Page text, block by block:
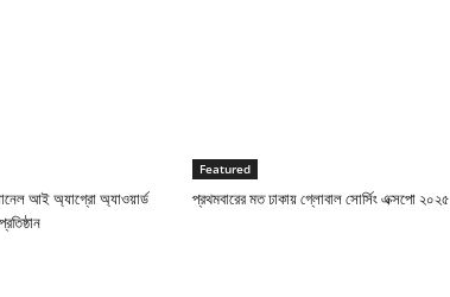
চ্যানেল আই অ্যাগ্রো অ্যাওয়ার্ড
Featured
প্রথমবারের মত ঢাকায় গ্লোবাল সোর্সিং এক্সপো ২০২৫